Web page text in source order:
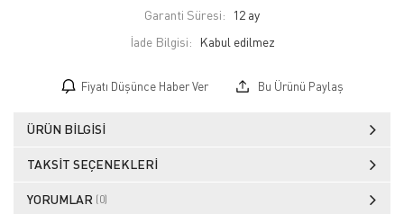
Garanti Süresi:
12 ay
İade Bilgisi:
Fiyatı Düşünce Haber Ver Bu Ürünü Paylaş
ÜRÜN BILGISI
TAKSIT SEÇENEKLERI
YORUMLAR (0)